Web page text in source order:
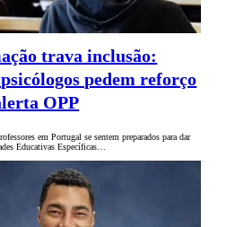
trava inclusão:
pedem reforço
OPP
em Portugal se sentem preparados para dar
Educativas Específicas…